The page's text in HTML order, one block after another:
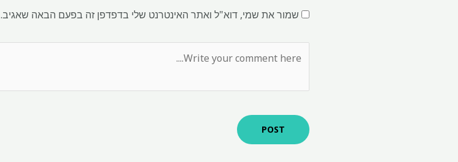
שמור את שמי, דוא"ל ואתר האינטרנט שלי בדפדפן זה בפעם הבאה שאגיב.